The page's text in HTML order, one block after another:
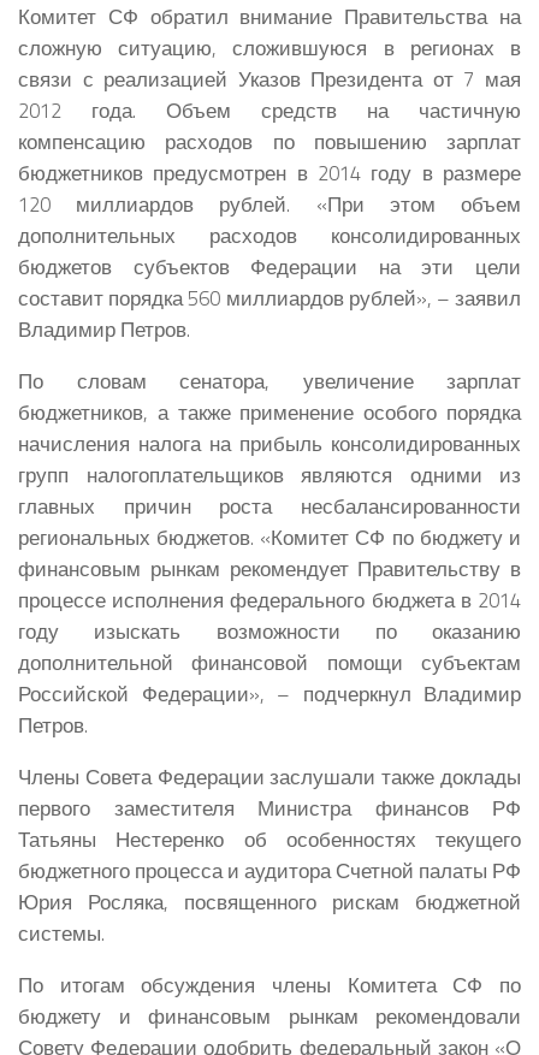
Комитет СФ обратил внимание Правительства на
сложную ситуацию, сложившуюся в регионах в
связи с реализацией Указов Президента от 7 мая
2012 года. Объем средств на частичную
компенсацию расходов по повышению зарплат
бюджетников предусмотрен в 2014 году в размере
120 миллиардов рублей. «При этом объем
дополнительных расходов консолидированных
бюджетов субъектов Федерации на эти цели
составит порядка 560 миллиардов рублей», – заявил
Владимир Петров.
По словам сенатора, увеличение зарплат
бюджетников, а также применение особого порядка
начисления налога на прибыль консолидированных
групп налогоплательщиков являются одними из
главных причин роста несбалансированности
региональных бюджетов. «Комитет СФ по бюджету и
финансовым рынкам рекомендует Правительству в
процессе исполнения федерального бюджета в 2014
году изыскать возможности по оказанию
дополнительной финансовой помощи субъектам
Российской Федерации», – подчеркнул Владимир
Петров.
Члены Совета Федерации заслушали также доклады
первого заместителя Министра финансов РФ
Татьяны Нестеренко об особенностях текущего
бюджетного процесса и аудитора Счетной палаты РФ
Юрия Росляка, посвященного рискам бюджетной
системы.
По итогам обсуждения члены Комитета СФ по
бюджету и финансовым рынкам рекомендовали
Совету Федерации одобрить федеральный закон «О